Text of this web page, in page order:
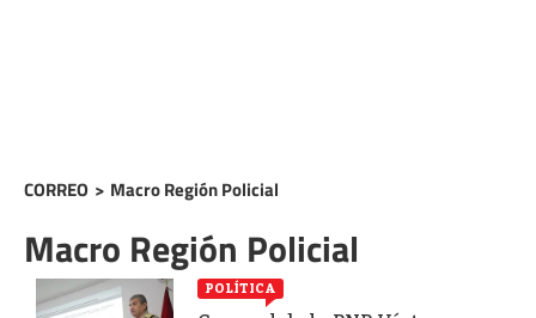
CORREO > Macro Región Policial
Macro Región Policial
POLÍTICA